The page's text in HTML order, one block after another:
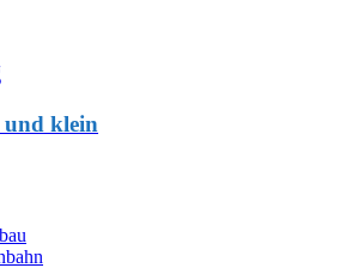
und klein